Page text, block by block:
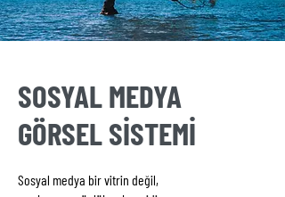
SOSYAL MEDYA
GÖRSEL SİSTEMİ
Sosyal medya bir vitrin değil,